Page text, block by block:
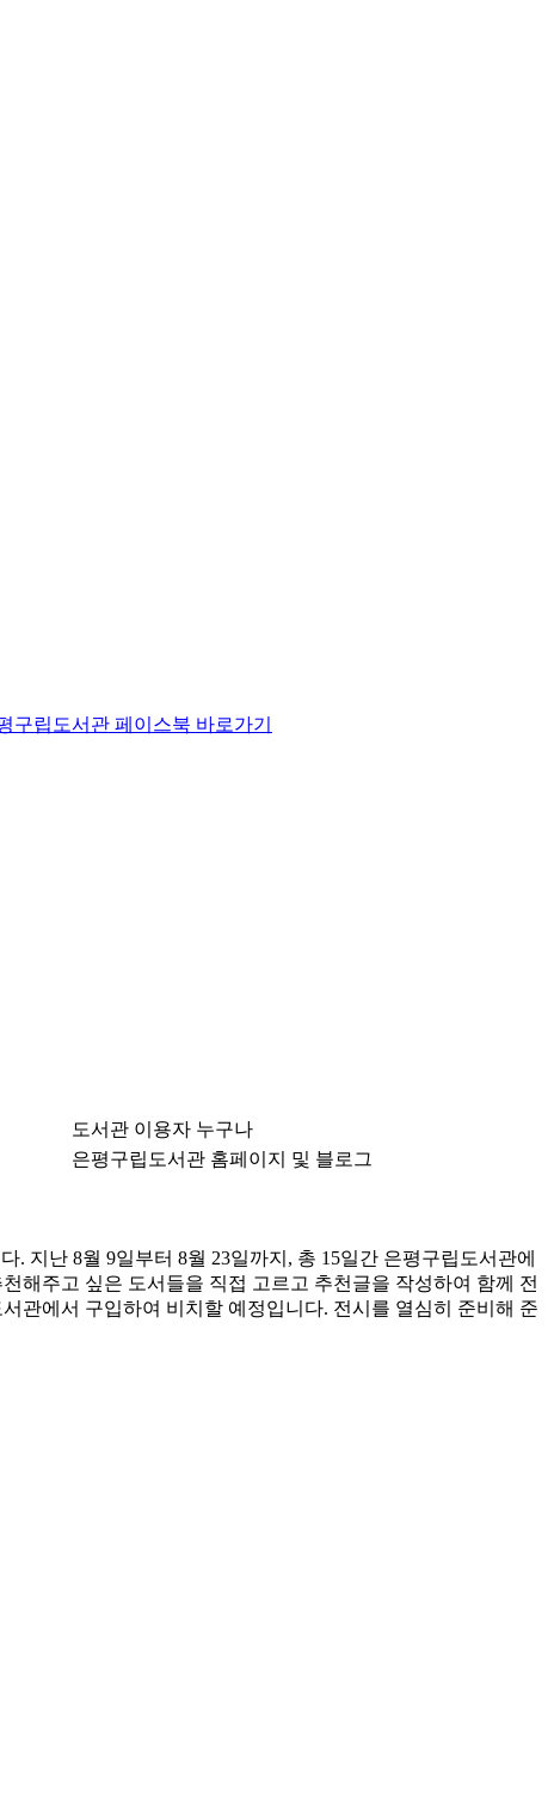
도서관 이용자 누구나
은평구립도서관 홈페이지 및 블로그
지난 8월 9일부터 8월 23일까지, 총 15일간 은평구립도서관에
해주고 싶은 도서들을 직접 고르고 추천글을 작성하여 함께 전
관에서 구입하여 비치할 예정입니다. 전시를 열심히 준비해 준